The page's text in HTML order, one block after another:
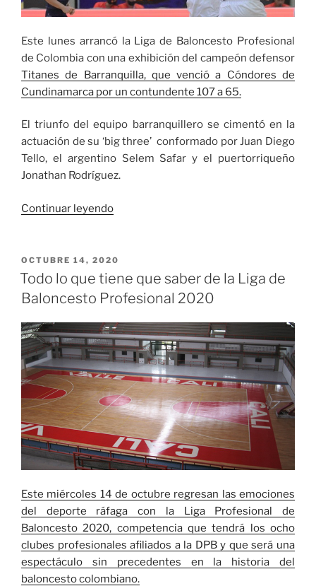
Este lunes arrancó la Liga de Baloncesto Profesional
de Colombia con una exhibición del campeón defensor
Titanes de Barranquilla, que venció a Cóndores de
Cundinamarca por un contundente 107 a 65.
El triunfo del equipo barranquillero se cimentó en la
actuación de su ‘big three’ conformado por Juan Diego
Tello, el argentino Selem Safar y el puertorriqueño
Jonathan Rodríguez.
Continuar leyendo«Con
marcador
Titanes
venció
Cóndores»
PUBLICADO
EL
OCTUBRE 14, 2020
Todo lo que tiene que saber de la Liga de
Baloncesto Profesional 2020
Este miércoles 14 de octubre regresan las emociones
del deporte ráfaga con la Liga Profesional de
Baloncesto 2020, competencia que tendrá los ocho
clubes profesionales afiliados a la DPB y que será una
espectáculo sin precedentes en la historia del
baloncesto colombiano.